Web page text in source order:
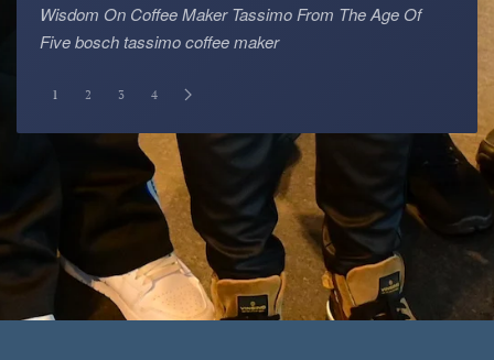
Wisdom On Coffee Maker Tassimo From The Age Of
Five bosch tassimo coffee maker
1 2 3 4